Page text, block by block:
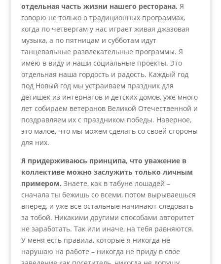
отдельная часть жизни нашего ресторана. Я
говорю не только о традиционных программах,
когда по четвергам у нас играет живая джазовая
музыка, а по пятницам и субботам идут
танцевальные развлекательные программы. Я
имею в виду и наши социальные проекты. Это
отдельная наша гордость и радость. Каждый год
под Новый год мы устраиваем праздник для
детишек из интернатов и детских домов, уже много
лет собираем ветеранов Великой Отечественной и
поздравляем их с праздником победы. Наверное,
это малое, что мы можем сделать со своей стороны
для них.
Я придерживаюсь принципа, что уважение в
коллективе можно заслужить только личным
примером. Знаете, как в табуне лошадей –
сначала ты бежишь со всеми, потом вырываешься
вперед, и уже все остальные начинают следовать
за тобой. Никакими другими способами авторитет
не заработать. Так или иначе, на тебя равняются.
У меня есть правила, которые я никогда не
нарушаю на работе – никогда не приду в свое